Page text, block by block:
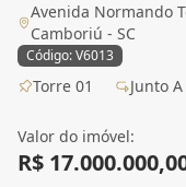
Avenida Normando
Camboriú - SC
Código: V6013
Torre 01 Junto
Valor do imóvel:
R$